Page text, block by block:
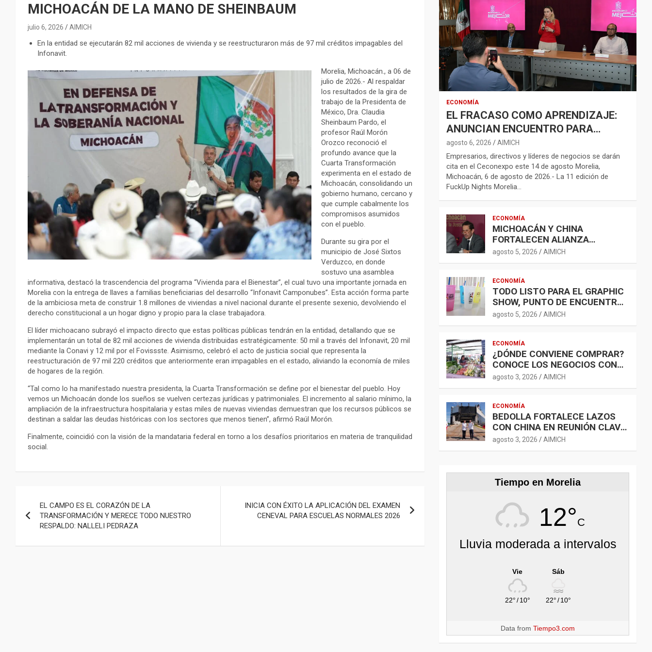
MICHOACÁN DE LA MANO DE SHEINBAUM
julio 6, 2026 AIMICH
En la entidad se ejecutarán 82 mil acciones de vivienda y se reestructuraron más de 97 mil créditos impagables del
Infonavit.
Morelia, Michoacán., a 06 de
julio de 2026.- Al respaldar
los resultados de la gira de
trabajo de la Presidenta de
México, Dra. Claudia
Sheinbaum Pardo, el
profesor Raúl Morón
Orozco reconoció el
profundo avance que la
Cuarta Transformación
experimenta en el estado de
Michoacán, consolidando un
gobierno humano, cercano y
que cumple cabalmente los
compromisos asumidos
con el pueblo.
Durante su gira por el
municipio de José Sixtos
Verduzco, en donde
sostuvo una asamblea
informativa, destacó la trascendencia del programa “Vivienda para el Bienestar”, el cual tuvo una importante jornada en
Morelia con la entrega de llaves a familias beneficiarias del desarrollo “Infonavit Camponubes”. Esta acción forma parte
de la ambiciosa meta de construir 1.8 millones de viviendas a nivel nacional durante el presente sexenio, devolviendo el
derecho constitucional a un hogar digno y propio para la clase trabajadora.
El líder michoacano subrayó el impacto directo que estas políticas públicas tendrán en la entidad, detallando que se
implementarán un total de 82 mil acciones de vivienda distribuidas estratégicamente: 50 mil a través del Infonavit, 20 mil
mediante la Conavi y 12 mil por el Fovissste. Asimismo, celebró el acto de justicia social que representa la
reestructuración de 97 mil 220 créditos que anteriormente eran impagables en el estado, aliviando la economía de miles
de hogares de la región.
“Tal como lo ha manifestado nuestra presidenta, la Cuarta Transformación se define por el bienestar del pueblo. Hoy
vemos un Michoacán donde los sueños se vuelven certezas jurídicas y patrimoniales. El incremento al salario mínimo, la
ampliación de la infraestructura hospitalaria y estas miles de nuevas viviendas demuestran que los recursos públicos se
destinan a saldar las deudas históricas con los sectores que menos tienen”, afirmó Raúl Morón.
Finalmente, coincidió con la visión de la mandataria federal en torno a los desafíos prioritarios en materia de tranquilidad
social.
de
EL CAMPO ES EL CORAZÓN DE LA
TRANSFORMACIÓN Y MERECE TODO NUESTRO
RESPALDO: NALLELI PEDRAZA
INICIA CON ÉXITO LA APLICACIÓN DEL EXAMEN
CENEVAL PARA ESCUELAS NORMALES 2026
ECONOMÍA
EL FRACASO COMO APRENDIZAJE:
ANUNCIAN ENCUENTRO PARA
FORTALECER LA RED
EMPRENDEDORA
agosto 6, 2026 AIMICH
Empresarios, directivos y líderes de negocios se darán
cita en el Ceconexpo este 14 de agosto Morelia,
Michoacán, 6 de agosto de 2026.- La 11 edición de
FuckUp Nights Morelia…
ECONOMÍA
MICHOACÁN Y CHINA
FORTALECEN ALIANZA
COMERCIAL; AGROINDUSTRIA,
TECNOLOGÍA Y LOGÍSTICA
agosto 5, 2026 AIMICH
ECONOMÍA
TODO LISTO PARA EL GRAPHIC
SHOW, PUNTO DE ENCUENTRO
PARA LA INDUSTRIA GRÁFICA Y
EL DESARROLLO ECONÓMICO
agosto 5, 2026 AIMICH
ECONOMÍA
¿DÓNDE CONVIENE COMPRAR?
CONOCE LOS NEGOCIOS CON
LA CANASTA BÁSICA MÁS
ACCESIBLE
agosto 3, 2026 AIMICH
ECONOMÍA
BEDOLLA FORTALECE LAZOS
CON CHINA EN REUNIÓN CLAVE
CON EL EMBAJADOR CHEN
DAOJIANG
agosto 3, 2026 AIMICH
Tiempo en Morelia
12°C
Lluvia moderada a intervalos
Vie
22°/ 10°
Sáb
22°/ 10°
Data fromTiempo3.com